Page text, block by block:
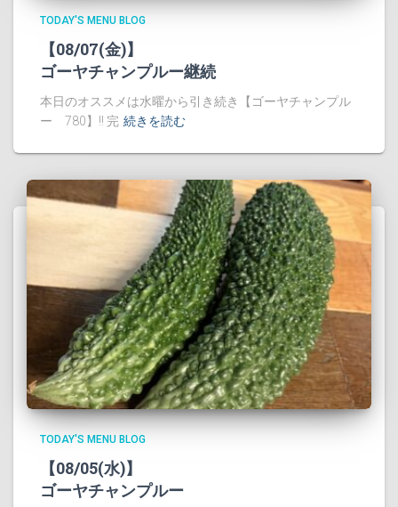
TODAY'S MENU BLOG
【08/07(金)】
ゴーヤチャンプルー継続
本日のオススメは水曜から引き続き【ゴーヤチャンプル
ー 780】!! 完 続きを読む
TODAY'S MENU BLOG
【08/05(水)】
ゴーヤチャンプルー